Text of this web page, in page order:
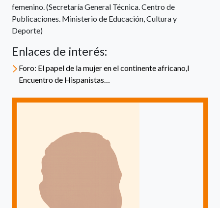
femenino. (Secretaría General Técnica. Centro de
Publicaciones. Ministerio de Educación, Cultura y
Deporte)
Enlaces de interés:
Foro: El papel de la mujer en el continente africano,I
Encuentro de Hispanistas…